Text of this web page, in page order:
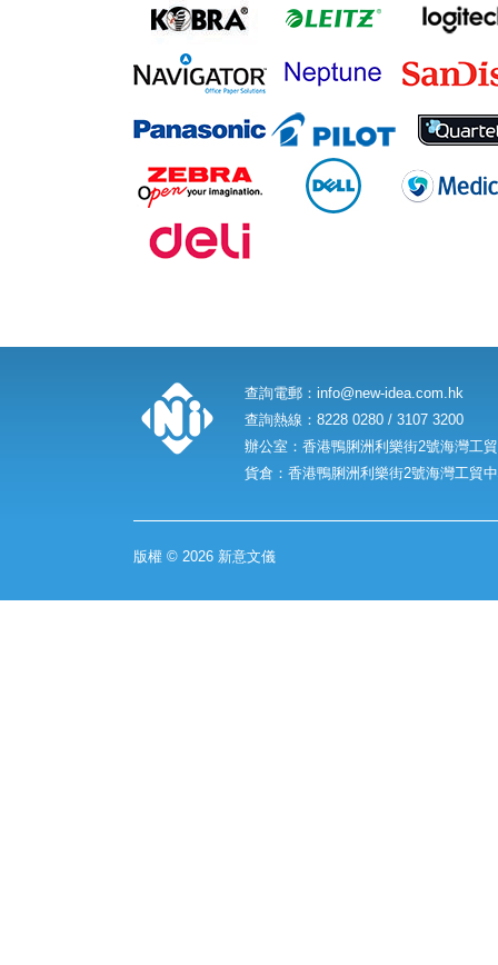
查詢電郵： info@new-idea.com.hk
查詢熱線：8228 0280 / 3107 3200
辦公室：香港鴨脷洲利樂街2號海灣工
貨倉：香港鴨脷洲利樂街2號海灣工貿
版權 © 2026 新意文儀